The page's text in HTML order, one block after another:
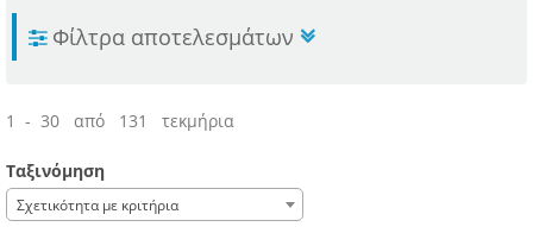
Φίλτρα αποτελεσμάτων
1 - 30 από 131 τεκμήρια
Ταξινόμηση
Σχετικότητα με κριτήρια